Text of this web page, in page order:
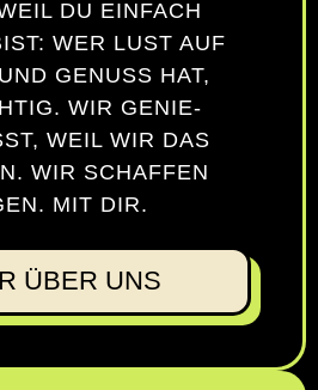
DU EIN­FACH
WER LUST AUF
GE­NUSS HAT,
WIR GE­NIE­
WEIL WIR DAS L
WIR SCHAF­FEN E
MIT DIR.
ÜBER UNS